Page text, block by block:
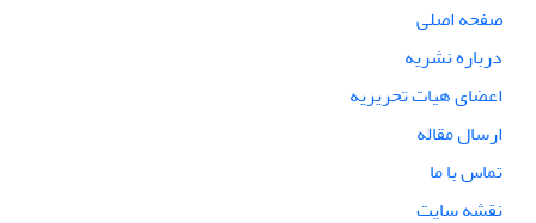
صفحه اصلی
درباره نشریه
اعضای هیات تحریریه
ارسال مقاله
تماس با ما
نقشه سایت